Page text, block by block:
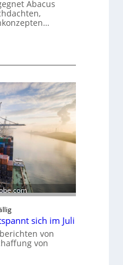
Abacus
sich im Juli
von
von